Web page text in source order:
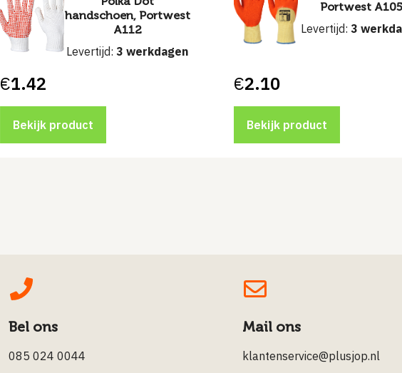
handschoen, Portwest
A112
Levertijd:3 werkdagen
€1.42
Bekijk product
Portwest A105
Levertijd: 3
€2.10
Bekijk product
Bel ons
085 024 0044
Mail ons
klantenservice@plusjop.nl